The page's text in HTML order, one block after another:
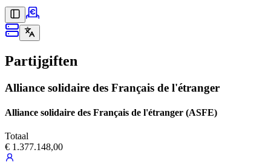
Partijgiften
Alliance solidaire des Français de l'étranger
Alliance solidaire des Français de l'étranger (ASFE)
Totaal
€ 1.377.148,00